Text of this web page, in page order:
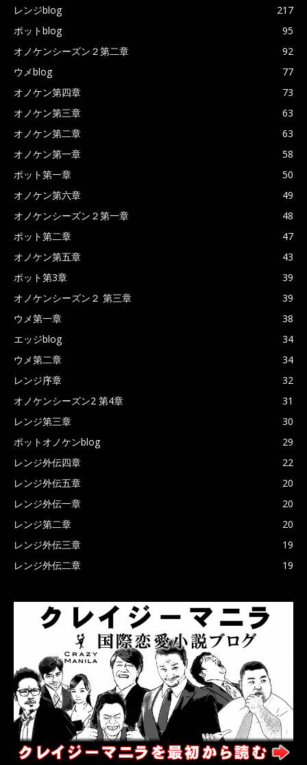
レンジblog
217
ポットblog
95
オノケンシーズン２第二章
92
ウメblog
77
オノケン第四章
73
オノケン第三章
63
オノケン第二章
63
オノケン第一章
58
ポット第一章
50
オノケン第六章
49
オノケンシーズン２第一章
48
ポット第二章
47
オノケン第五章
43
ポット第3章
39
オノケンシーズン２ 第三章
39
ウメ第一章
38
エッジblog
34
ウメ第二章
34
レンジ序章
32
オノケンシーズン2 第4章
31
レンジ第三章
30
ポットオノケンblog
29
レンジ外伝四章
22
レンジ外伝五章
20
レンジ外伝一章
20
レンジ第二章
20
レンジ外伝三章
19
レンジ外伝二章
19